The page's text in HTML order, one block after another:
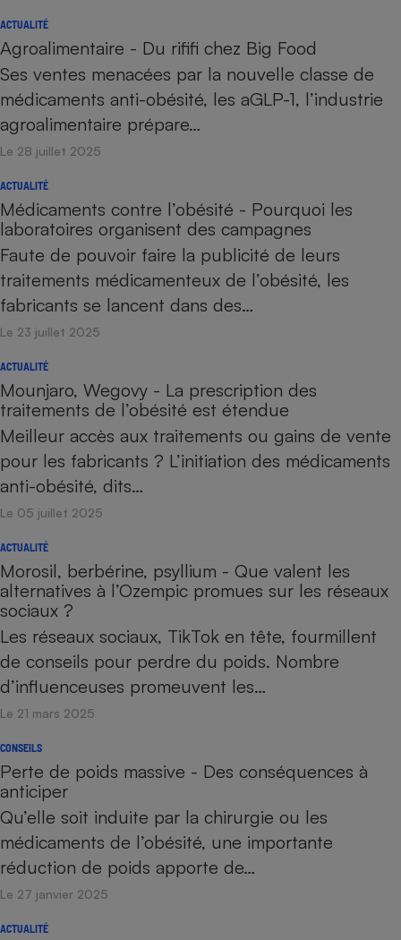
ACTUALITÉ
Agroalimentaire - Du rififi chez Big Food
Ses ventes menacées par la nouvelle classe de
médicaments anti-obésité, les aGLP-1, l’industrie
agroalimentaire prépare…
Le 28 juillet 2025
ACTUALITÉ
Médicaments contre l’obésité - Pourquoi les
laboratoires organisent des campagnes
Faute de pouvoir faire la publicité de leurs
traitements médicamenteux de l’obésité, les
fabricants se lancent dans des…
Le 23 juillet 2025
ACTUALITÉ
Mounjaro, Wegovy - La prescription des
traitements de l’obésité est étendue
Meilleur accès aux traitements ou gains de vente
pour les fabricants ? L’initiation des médicaments
anti-obésité, dits…
Le 05 juillet 2025
ACTUALITÉ
Morosil, berbérine, psyllium - Que valent les
alternatives à l’Ozempic promues sur les réseaux
sociaux ?
Les réseaux sociaux, TikTok en tête, fourmillent
de conseils pour perdre du poids. Nombre
d’influenceuses promeuvent les…
Le 21 mars 2025
CONSEILS
Perte de poids massive - Des conséquences à
anticiper
Qu’elle soit induite par la chirurgie ou les
médicaments de l’obésité, une importante
réduction de poids apporte de…
Le 27 janvier 2025
ACTUALITÉ